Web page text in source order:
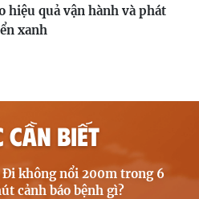
hiệu quả vận hành và phát
xanh
CẦN BIẾT
Đi không nổi 200m trong 6
cảnh báo bệnh gì?